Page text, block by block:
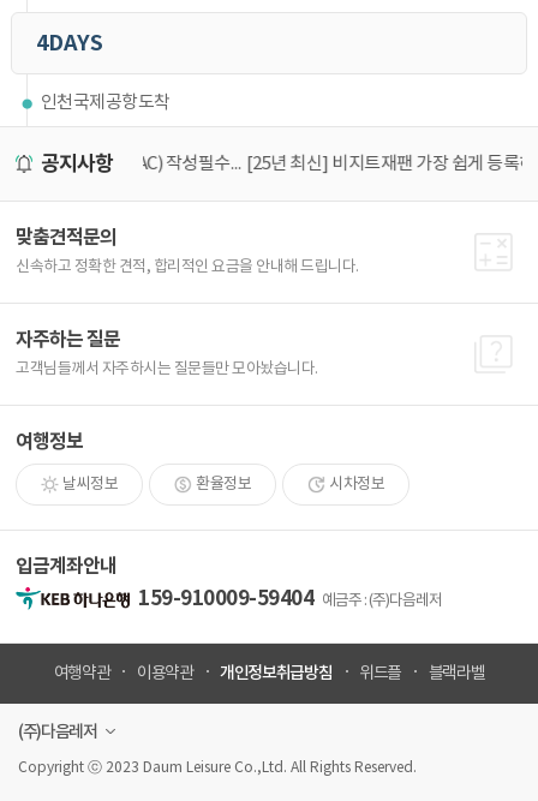
4DAYS
인천국제공항도착
공지사항 [25년 최신] 비지트재팬 가장 쉽게 등록하는 방법
맞춤견적문의
신속하고 정확한 견적, 합리적인 요금을 안내해 드립니다.
자주하는 질문
고객님들께서 자주하시는 질문들만 모아놨습니다.
여행정보
날씨정보 환율정보 시차정보
입금계좌안내
159-910009-59404 예금주 : (주)다음레저
여행약관 이용약관 개인정보취급방침 위드플 블랙라벨
(주)다음레저
Copyright ⓒ 2023 Daum Leisure Co.,Ltd. All Rights Reserved.